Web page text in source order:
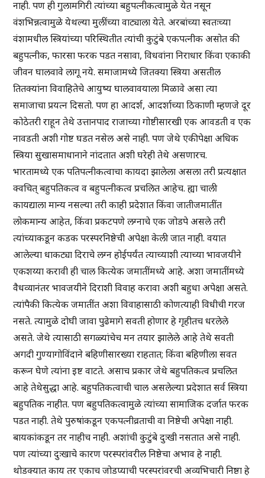
नाही. पण ही गुलामगिरी त्यांच्या बहुपत्नीकत्वामुळे येत नसून
वंशभिन्नत्वामुळे येथल्या मुलींच्या वाट्याला येते. अरबांच्या स्वतःच्या
वंशामधील स्त्रियांच्या परिस्थितीत त्यांची कुटुंबे एकपत्नीक असोत की
बहुपत्नीक, फारसा फरक पडत नसावा, विधवांना निराधार किंवा एकाकी
जीवन घालवावे लागू नये. समाजामध्ये जितक्या स्त्रिया असतील
तितक्यांना विवाहितेचे आयुष्य घालवावयाला मिळावे असा त्या
समाजाचा प्रयत्न दिसतो. पण हा आदर्श, आदर्शाच्या ठिकाणी म्हणजे दूर
कोठेतरी राहून तेथे उत्तानपाद राजाच्या गोष्टीसारखी एक आवडती व एक
नावडती अशी गोष्ट घडत नसेल असे नाही. पण जेथे एकीपेक्षा अधिक
स्त्रिया सुखासमाधानाने नांदतात अशी घरेही तेथे असणारच.
भारतामध्ये एक पतिपत्नीकत्वाचा कायदा झालेला असला तरी प्रत्यक्षात
क्वचित् बहुपतिकत्व व बहुपत्नीकत्व प्रचलित आहेच. ह्या चाली
कायद्याला मान्य नसल्या तरी काही प्रदेशात किंवा जातीजमातींत
लोकमान्य आहेत, किंवा प्रकटपणे लग्नाचे एक जोडपे असले तरी
त्यांच्याकडून कडक परस्परनिष्ठेची अपेक्षा केली जात नाही. वयात
आलेल्या धाकट्या दिराचे लग्न होईपर्यंत त्याच्याशी त्याच्या भावजयीने
एकशय्या करावी ही चाल कित्येक जमातींमध्ये आहे. अशा जमातींमध्ये
वैधव्यानंतर भावजयीने दिराशी विवाह करावा अशी बहुधा अपेक्षा असते.
त्यांपैकी कित्येक जमातींत अशा विवाहासाठी कोणत्याही विधीची गरज
नसते. त्यामुळे दोघी जावा पुढेमागे सवती होणार हे गृहीतच धरलेले
असते. जेथे त्यासाठी सगळ्यांचेच मन तयार झालेले आहे तेथे सवती
अगदी गुण्यागोविंदाने बहिणीसारख्या राहतात; किंवा बहिणीला सवत
करून घेणे त्यांना इष्ट वाटते. असाच प्रकार जेथे बहुपतिकत्व प्रचलित
आहे तेथेसुद्धा आहे. बहुपतिकत्वाची चाल असलेल्या प्रदेशात सर्व स्त्रिया
बहुपतिक नाहीत. पण बहुपतिकत्वामुळे त्यांच्या सामाजिक दर्जात फरक
पडत नाही. तेथे पुरुषांकडून एकपत्नीव्रताची वा निष्ठेची अपेक्षा नाही.
बायकांकडून तर नाहीच नाही. अशांची कुटुंबे दुःखी नसतात असे नाही.
पण त्यांच्या दुःखाचे कारण परस्परांवरील निष्ठेचा अभाव हे नाही.
थोडक्यात काय तर एकाच जोडप्याची परस्परांवरची अव्यभिचारी निष्ठा हे